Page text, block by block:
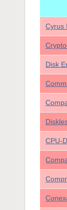
Cyrus
Disk
CPU-